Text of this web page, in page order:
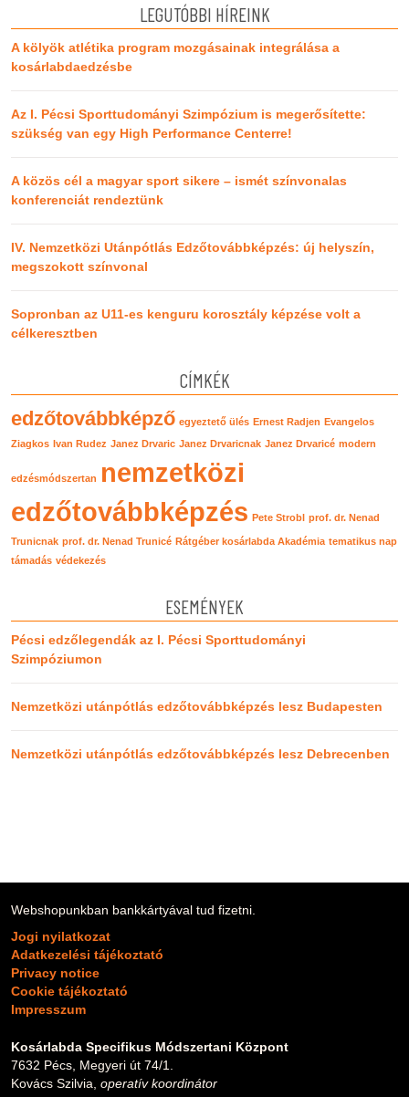
LEGUTÓBBI HÍREINK
A kölyök atlétika program mozgásainak integrálása a
kosárlabdaedzésbe
Az I. Pécsi Sporttudományi Szimpózium is megerősítette:
szükség van egy High Performance Centerre!
A közös cél a magyar sport sikere – ismét színvonalas
konferenciát rendeztünk
IV. Nemzetközi Utánpótlás Edzőtovábbképzés: új helyszín,
megszokott színvonal
Sopronban az U11-es kenguru korosztály képzése volt a
célkeresztben
CÍMKÉK
edzőtovábbképző egyeztető ülés Ernest Radjen Evangelos
Ziagkos Ivan Rudez Janez Drvaric Janez Drvaricnak Janez Drvaricé modern
edzésmódszertan nemzetközi
edzőtovábbképzés Pete Strobl prof. dr. Nenad
Trunicnak prof. dr. Nenad Trunicé Rátgéber kosárlabda Akadémia tematikus nap
támadás védekezés
ESEMÉNYEK
Pécsi edzőlegendák az I. Pécsi Sporttudományi
Szimpóziumon
Nemzetközi utánpótlás edzőtovábbképzés lesz Budapesten
Nemzetközi utánpótlás edzőtovábbképzés lesz Debrecenben
Webshopunkban bankkártyával tud fizetni.
Jogi nyilatkozat
Adatkezelési tájékoztató
Privacy notice
Cookie tájékoztató
Impresszum
Kosárlabda Specifikus Módszertani Központ
7632 Pécs, Megyeri út 74/1.
Kovács Szilvia, operatív koordinátor